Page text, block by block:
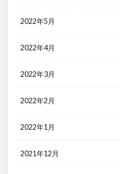
2022年5月
2022年4月
2022年3月
2022年2月
2022年1月
2021年12月